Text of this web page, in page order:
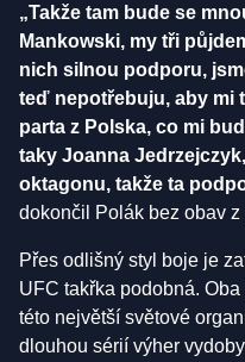
„Takže tam bude se
Mankowski, my tři
nich silnou podporu,
teď nepotřebuju, aby mi
parta z Polska, co mi
taky Joanna
oktagonu, takže ta
dokončil Polák bez obav
Přes odlišný styl boje je
UFC takřka podobná.
této největší světové
dlouhou sérií výher